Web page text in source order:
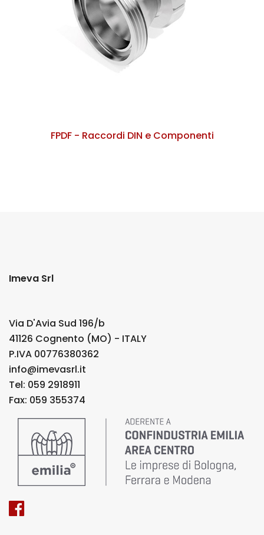
FPDF - Raccordi DIN e Componenti
Imeva Srl
Via D'Avia Sud 196/b
41126 Cognento (MO) - ITALY
P.IVA 00776380362
info@imevasrl.it
Tel: 059 2918911
Fax: 059 355374